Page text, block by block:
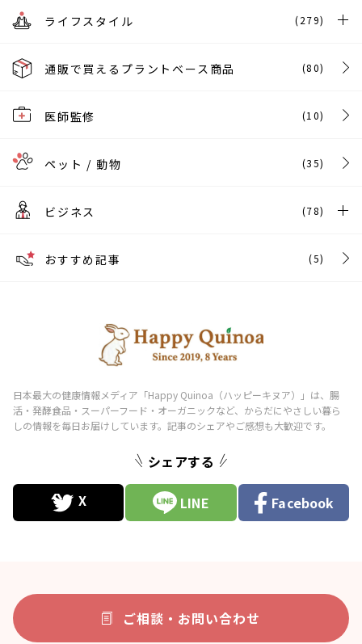
ライフスタイル (279)
通販で買えるプラントベース商品 (80)
医師監修 (10)
ペット / 動物 (35)
ビジネス (78)
おすすめ記事 (5)
シェアする
LINE Facebook
ご相談・お問い合わせ